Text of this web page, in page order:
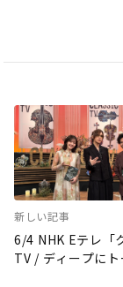
新しい記事
6/4 NHK Eテレ「
TV / ディープに